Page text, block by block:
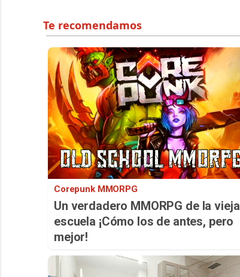
Corepunk MMORPG
Un verdadero MMORPG de la vieja
escuela ¡Cómo los de antes, pero
mejor!